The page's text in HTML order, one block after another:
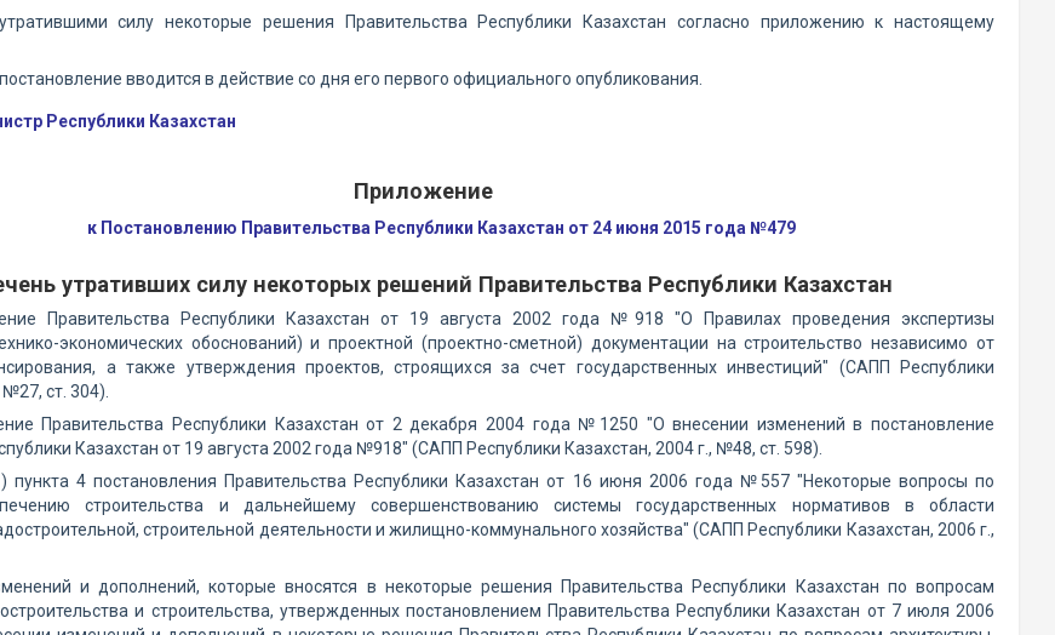
силу некоторые решения Правительства Республики Казахстан согласно приложению к настоящему
вводится в действие со дня его первого официального опубликования.
Республики Казахстан
Приложение
к Постановлению Правительства Республики Казахстан от 24 июня 2015 года №479
утративших силу некоторых решений Правительства Республики Казахстан
Правительства Республики Казахстан от 19 августа 2002 года №918 "О Правилах проведения экспертизы
экономических обоснований) и проектной (проектно-сметной) документации на строительство независимо от
а также утверждения проектов, строящихся за счет государственных инвестиций" (САПП Республики
ст. 304).
Правительства Республики Казахстан от 2 декабря 2004 года №1250 "О внесении изменений в постановление
Казахстан от 19 августа 2002 года №918" (САПП Республики Казахстан, 2004 г., №48, ст. 598).
пункта 4 постановления Правительства Республики Казахстан от 16 июня 2006 года №557 "Некоторые вопросы по
строительства и дальнейшему совершенствованию системы государственных нормативов в области
строительной деятельности и жилищно-коммунального хозяйства" (САПП Республики Казахстан, 2006 г.,
и дополнений, которые вносятся в некоторые решения Правительства Республики Казахстан по вопросам
и строительства, утвержденных постановлением Правительства Республики Казахстан от 7 июля 2006